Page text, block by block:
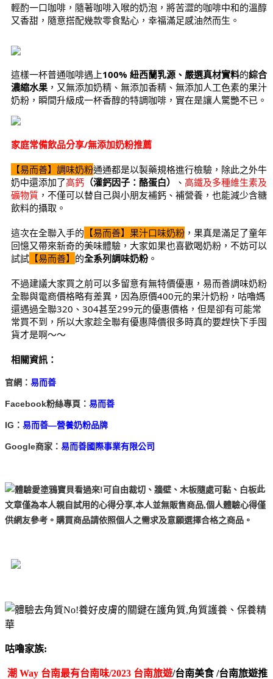
輕酌一口咖啡，隨著咖啡入喉的奶泡，將苦澀的咖啡中和的溫醇
又香甜，隨意搭配幾款零食點心，幸福滿足感油然而生。
這樣一杯普通咖啡遇上100% 紐西蘭乳源、嚴選真材實料的綜合
濃縮水果 ，又無添加奶精、無添加香精、無添加人工色素的果汁
奶粉，瞬間升級成一杯香醇的特調咖啡，實在是讓人驚艷不已。
家庭常備飲品分享/無添加奶粉推薦
【易而善】調味奶粉通通都是以製藥規格進行檢驗，除此之外牛
奶中還添加了高鈣 （灌鈣因子：酪蛋白） 、 高鐵及多種維生素及
礦物質 ，不僅可以替自己與小朋友補鈣、補營養，也能減少含糖
飲料的攝取。
這次在全聯入手的 【易而善】果汁口味奶粉 ，果真是滿足了童年
回憶又帶來新奇的美味體驗，大家如果也喜歡喝奶粉，不妨可以
試試 【易而善】 的全系列調味奶粉 。
不過建議大家買之前可以多留意有無特價優惠，易而善調味奶粉
全聯與電商價格略有差異，因為原價400元的果汁奶粉，咕嚕媽
還遇過全聯320、304甚至299元的優惠價格，但是卻有可能常
常買不到，所以大家趁全聯有優惠降價很多時真的要趕快下手囤
貨才是啊～～
相關資訊：
官網： 易而善
Facebook粉絲專頁： 易而善
IG： 易而善—營養奶粉品牌
Google商家： 易而善國際事業有限公司
此
文章僅為本人親自試用的心得分享,本人並無販售商品,個人體驗心得僅
供網友參考。購買商品請依照個人之需求及意願選擇合格之商品。
咕嚕家族:
潮 Way 台南最有台南味/2023 台南旅遊/台南美食 /台南旅遊推